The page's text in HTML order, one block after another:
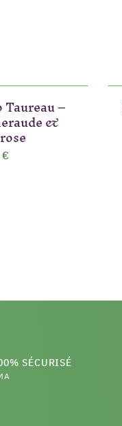
–
&
€
SÉCURISÉ